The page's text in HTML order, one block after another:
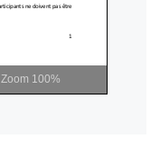
Zoom 100%